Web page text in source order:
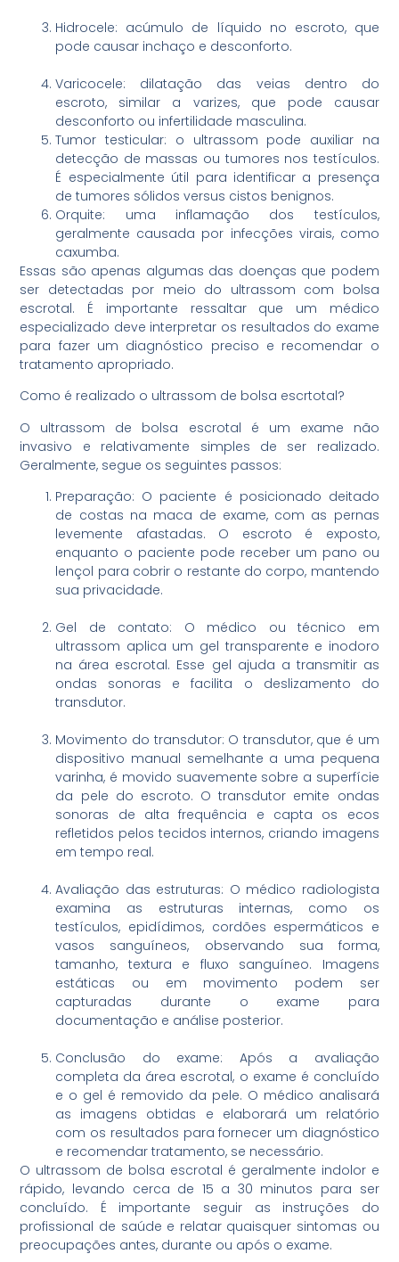
Hidrocele: acúmulo de líquido no escroto, que
pode causar inchaço e desconforto.
Varicocele: dilatação das veias dentro do
escroto, similar a varizes, que pode causar
desconforto ou infertilidade masculina.
Tumor testicular: o ultrassom pode auxiliar na
detecção de massas ou tumores nos testículos.
É especialmente útil para identificar a presença
de tumores sólidos versus cistos benignos.
Orquite: uma inflamação dos testículos,
geralmente causada por infecções virais, como
caxumba.
Essas são apenas algumas das doenças que podem
ser detectadas por meio do ultrassom com bolsa
escrotal. É importante ressaltar que um médico
especializado deve interpretar os resultados do exame
para fazer um diagnóstico preciso e recomendar o
tratamento apropriado.
Como é realizado o ultrassom de bolsa escrtotal?
O ultrassom de bolsa escrotal é um exame não
invasivo e relativamente simples de ser realizado.
Geralmente, segue os seguintes passos:
Preparação: O paciente é posicionado deitado
de costas na maca de exame, com as pernas
levemente afastadas. O escroto é exposto,
enquanto o paciente pode receber um pano ou
lençol para cobrir o restante do corpo, mantendo
sua privacidade.
Gel de contato: O médico ou técnico em
ultrassom aplica um gel transparente e inodoro
na área escrotal. Esse gel ajuda a transmitir as
ondas sonoras e facilita o deslizamento do
transdutor.
Movimento do transdutor: O transdutor, que é um
dispositivo manual semelhante a uma pequena
varinha, é movido suavemente sobre a superfície
da pele do escroto. O transdutor emite ondas
sonoras de alta frequência e capta os ecos
refletidos pelos tecidos internos, criando imagens
em tempo real.
Avaliação das estruturas: O médico radiologista
examina as estruturas internas, como os
testículos, epidídimos, cordões espermáticos e
vasos sanguíneos, observando sua forma,
tamanho, textura e fluxo sanguíneo. Imagens
estáticas ou em movimento podem ser
capturadas durante o exame para
documentação e análise posterior.
Conclusão do exame: Após a avaliação
completa da área escrotal, o exame é concluído
e o gel é removido da pele. O médico analisará
as imagens obtidas e elaborará um relatório
com os resultados para fornecer um diagnóstico
e recomendar tratamento, se necessário.
O ultrassom de bolsa escrotal é geralmente indolor e
rápido, levando cerca de 15 a 30 minutos para ser
concluído. É importante seguir as instruções do
profissional de saúde e relatar quaisquer sintomas ou
preocupações antes, durante ou após o exame.